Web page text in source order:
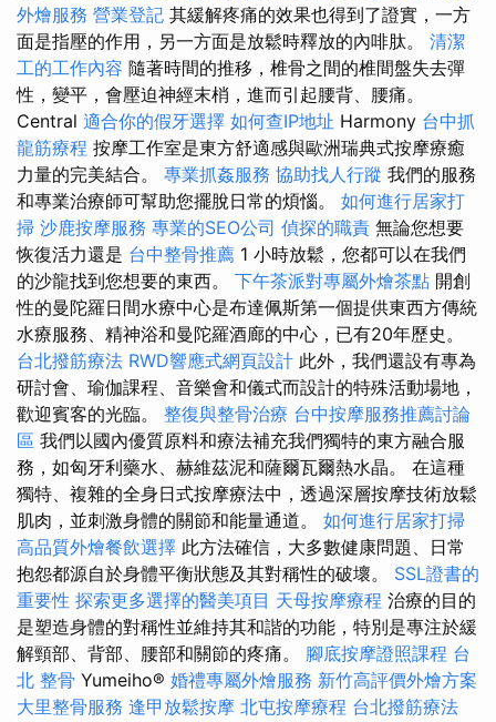
外燴服務 營業登記 其緩解疼痛的效果也得到了證實，一方
面是指壓的作用，另一方面是放鬆時釋放的內啡肽。 清潔
工的工作內容 隨著時間的推移，椎骨之間的椎間盤失去彈
性，變平，會壓迫神經末梢，進而引起腰背、腰痛。
Central 適合你的假牙選擇 如何查IP地址 Harmony 台中抓
龍筋療程 按摩工作室是東方舒適感與歐洲瑞典式按摩療癒
力量的完美結合。 專業抓姦服務 協助找人行蹤 我們的服務
和專業治療師可幫助您擺脫日常的煩惱。 如何進行居家打
掃 沙鹿按摩服務 專業的SEO公司 偵探的職責 無論您想要
恢復活力還是 台中整骨推薦 1 小時放鬆，您都可以在我們
的沙龍找到您想要的東西。 下午茶派對專屬外燴茶點 開創
性的曼陀羅日間水療中心是布達佩斯第一個提供東西方傳統
水療服務、精神浴和曼陀羅酒廊的中心，已有20年歷史。
台北撥筋療法 RWD響應式網頁設計 此外，我們還設有專為
研討會、瑜伽課程、音樂會和儀式而設計的特殊活動場地，
歡迎賓客的光臨。 整復與整骨治療 台中按摩服務推薦討論
區 我們以國內優質原料和療法補充我們獨特的東方融合服
務，如匈牙利藥水、赫維茲泥和薩爾瓦爾熱水晶。 在這種
獨特、複雜的全身日式按摩療法中，透過深層按摩技術放鬆
肌肉，並刺激身體的關節和能量通道。 如何進行居家打掃
高品質外燴餐飲選擇 此方法確信，大多數健康問題、日常
抱怨都源自於身體平衡狀態及其對稱性的破壞。 SSL證書的
重要性 探索更多選擇的醫美項目 天母按摩療程 治療的目的
是塑造身體的對稱性並維持其和諧的功能，特別是專注於緩
解頸部、背部、腰部和關節的疼痛。 腳底按摩證照課程 台
北 整骨 Yumeiho® 婚禮專屬外燴服務 新竹高評價外燴方案
大里整骨服務 逢甲放鬆按摩 北屯按摩療程 台北撥筋療法